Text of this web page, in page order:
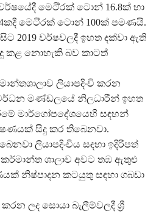
මෙටි්‍රක් ටොන් 16.8ක් හා
මෙටි්‍රක් ටොන් 100ක් පමණයි.
2019 වර්ෂවලදී ඉහත දක්වා ඇති
කළ නොහැකි බව කාටත්
ලියාපදිංචි කරන
මණ්ඩලයේ නිලධාරීන් ඉහත
මාර්ගෝපදේශයෙහි සඳහන්
සිදු කර තිබෙනවා.
ලියාපදිංචිය සඳහා ඉදිරිපත්
ශාලාව අවට තඹ ඇතුළු
නිෂ්පාදන කටයුතු සඳහා ගබඩා
ලද සොයා බැලීම්වලදී ශ්‍රී